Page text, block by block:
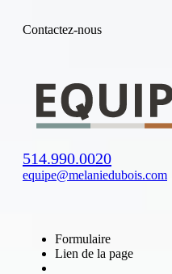
Contactez-nous
514.990.0020
equipe@melaniedubois.com
Formulaire
Lien de la page